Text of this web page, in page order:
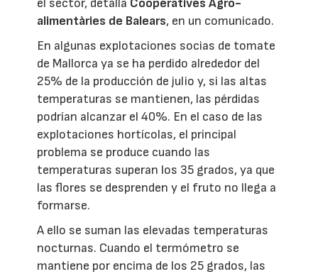
el sector, detalla Cooperatives Agro-
alimentàries de Balears, en un comunicado.
En algunas explotaciones socias de tomate
de Mallorca ya se ha perdido alrededor del
25% de la producción de julio y, si las altas
temperaturas se mantienen, las pérdidas
podrían alcanzar el 40%. En el caso de las
explotaciones hortícolas, el principal
problema se produce cuando las
temperaturas superan los 35 grados, ya que
las flores se desprenden y el fruto no llega a
formarse.
A ello se suman las elevadas temperaturas
nocturnas. Cuando el termómetro se
mantiene por encima de los 25 grados, las